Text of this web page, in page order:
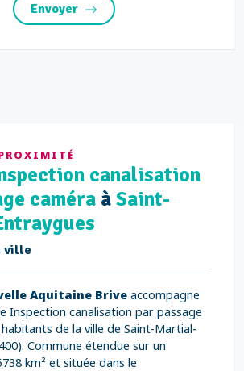
Envoyer
canalisation
caméra àSaint-
ville
Aquitaine Brive accompagne
Inspection canalisation par passage
de la ville de Saint-Martial-
Commune étendue sur un
km² et située dans le